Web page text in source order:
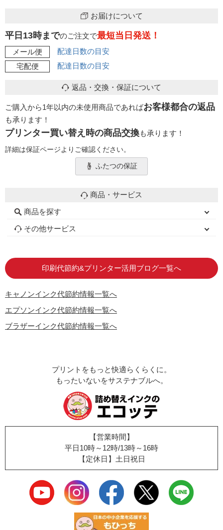
お届けについて
平日13時までのご注文で最短当日発送！
メール便
配達日数の目安
宅配便
配達日数の目安
返品・交換・保証について
ご購入から1年以内の未使用商品であればお客様都合の返品
も承ります！
プリンター買い替え時の商品交換も承ります！
詳細は保証ページよりご確認ください。
ふたつの保証
商品・サービス
商品を探す
初心者用セット
キャノンインク
エプソンインク
ブラザーインク
詰め替えインク
互換インクボトル
互換インクカートリッジ
再生インクカートリッジ
トナーカートリッジ
その他サービス
印刷代節約&プリンター活用ブログ一覧へ
キャノンインク代節約情報一覧へ
エプソンインク代節約情報一覧へ
ブラザーインク代節約情報一覧へ
プリントをもっと快適らくらくに。
もったいないをサステナブルへ。
【営業時間】
平日10時～12時/13時～16時
【定休日】土日祝日